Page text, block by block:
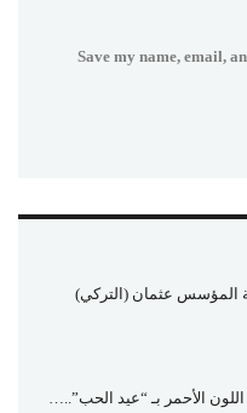
Save my name, email,
المؤسس عثمان (التركي)
الأحمر بـ “عيد الحب”..…